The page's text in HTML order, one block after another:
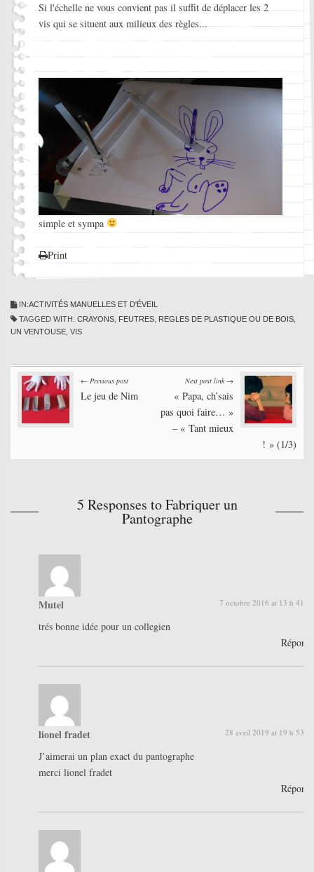
Si l'échelle ne vous convient pas il suffit de déplacer les 2
vis qui se situent aux milieux des règles...
simple et sympa
Print
IN:ACTIVITÉS MANUELLES ET D'ÉVEIL
TAGGED WITH: CRAYONS FEUTRES REGLES DE PLASTIQUE OU DE BOIS
UN VENTOUSE VIS
Post
navigation
← Previous post
Le jeu de Nim
Next post link →
« Papa, ch’sais
pas quoi faire… »
– « Tant mieux
! » (1/3)
5 Responses to Fabriquer un
Pantographe
Mutel 7 octobre 2016 at 13 h 41
trés bonne idée pour un collegien
lionel fradet 28 avril 2019 at 19 h 53
J’aimerai un plan exact du pantographe
merci lionel fradet